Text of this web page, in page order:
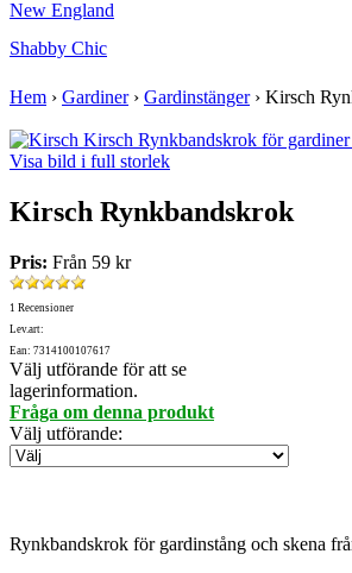
New England
Shabby Chic
Hem › Gardiner› Gardinstänger› Kirsch
Visa bild i full storlek
Kirsch Rynkbandskrok
Pris: Från 59 kr
1 Recensioner
Lev.art:
Ean: 7314100107617
Välj utförande för att se
lagerinformation.
Fråga om denna produkt
Välj utförande:
Rynkbandskrok för gardinstång och skena